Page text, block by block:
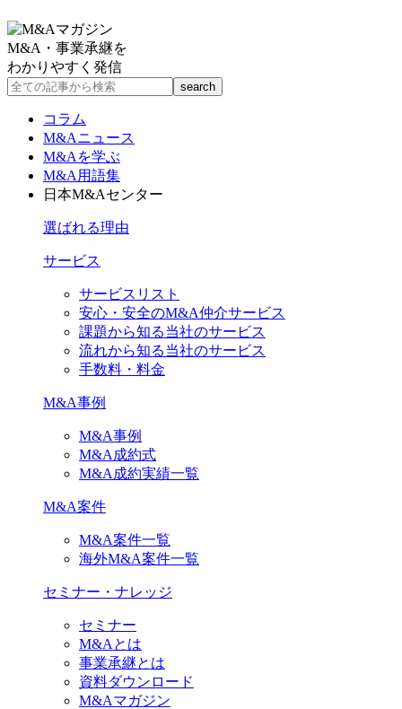
M&A・事業承継を
わかりやすく発信
コラム
M&Aニュース
M&Aを学ぶ
M&A用語集
日本M&Aセンター
選ばれる理由
サービス
サービスリスト
安心・安全のM&A仲介サービス
課題から知る当社のサービス
流れから知る当社のサービス
手数料・料金
M&A事例
M&A事例
M&A成約式
M&A成約実績一覧
M&A案件
M&A案件一覧
海外M&A案件一覧
セミナー・ナレッジ
セミナー
M&Aとは
事業承継とは
資料ダウンロード
M&Aマガジン